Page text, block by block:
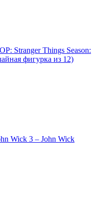
Stranger Things Season:
фигурка из 12)
Wick 3 – John Wick